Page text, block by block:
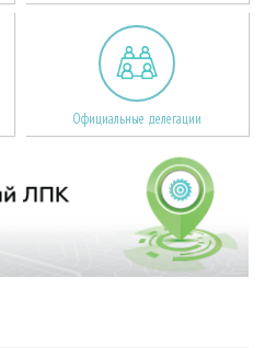
Официальные делегации